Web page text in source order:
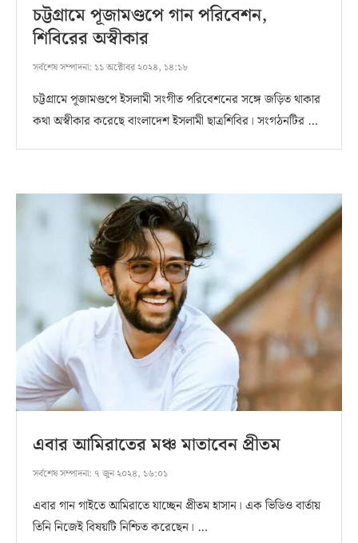
চট্টগ্রামে পূজামণ্ডপে গান পরিবেশন,
শিবিরের অস্বীকার
সর্বশেষ সম্পাদনা: ১১ অক্টোবর ২০২৪, ১৪:১৮
চট্টগ্রামে পূজামণ্ডপে ইসলামী সংগীত পরিবেশনের সঙ্গে জড়িত থাকার
কথা অস্বীকার করেছে বাংলাদেশ ইসলামী ছাত্রশিবির। সংগঠনটির …
এবার আমিরাতের মঞ্চ মাতাবেন প্রীতম
সর্বশেষ সম্পাদনা: ৭ জুন ২০২৪, ১৬:০১
এবার গান গাইতে আমিরাতে যাচ্ছেন প্রীতম হাসান। এক ভিডিও বার্তায়
তিনি নিজেই বিষয়টি নিশ্চিত করেছেন। …